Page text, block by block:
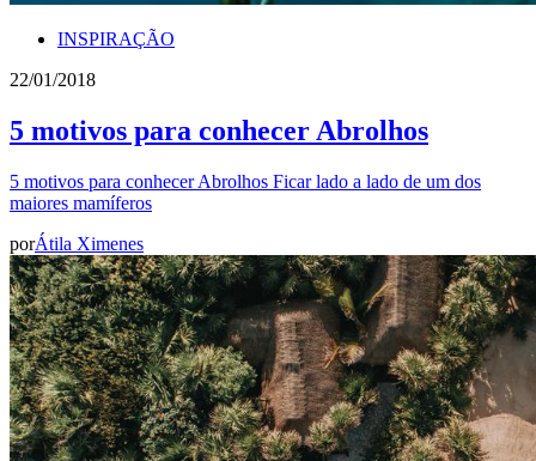
INSPIRAÇÃO
22/01/2018
5 motivos para conhecer Abrolhos
5 motivos para conhecer Abrolhos Ficar lado a lado de um dos
maiores mamíferos
porÁtila Ximenes